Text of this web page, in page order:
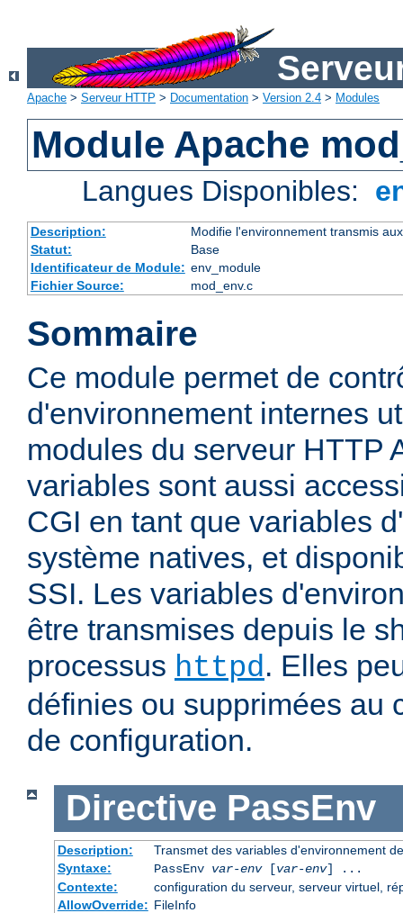
Apache > Serveur HTTP > Documentation > Version 2.4 > Modules
Module Apache
Langues Disponibles:
Description:
Modifie l'environnement transmis
Statut:
Base
Identificateur de Module: env_module
Fichier Source:
mod_env.c
Sommaire
Ce module permet de
d'environnement internes
modules du serveur HTTP
variables sont aussi
CGI en tant que variables
système natives, et
SSI. Les variables
être transmises depuis le
processus httpd. Elles
définies ou supprimées au
de configuration.
Directive PassEnv
Description:
Transmet des variables d'environnement
Syntaxe:
PassEnv var-env[var-env] ...
Contexte:
configuration du serveur, serveur virtuel,
AllowOverride: FileInfo